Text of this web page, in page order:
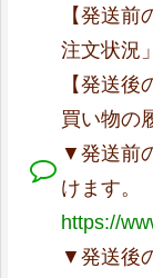
【発送
注文状況
【発送
買い物の
▼発送前
けます。
https://
▼発送後